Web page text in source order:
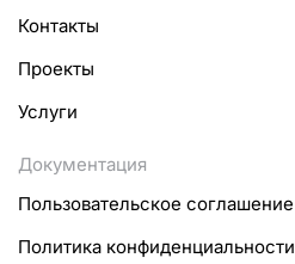
Контакты
Проекты
Услуги
Документация
Пользовательское соглашение
Политика конфиденциальности